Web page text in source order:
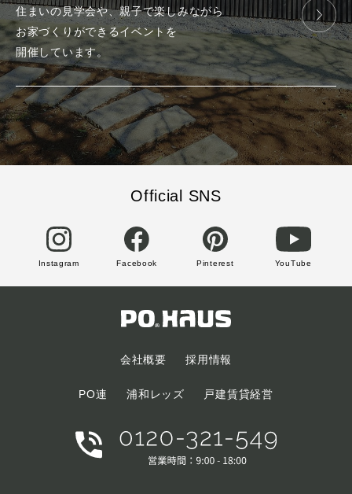
住まいの見学会や、親子で楽しみながら
お家づくりができるイベントを
開催しています。
Official SNS
Instagram Facebook Pinterest YouTube
会社概要 採用情報
PO連 浦和レッズ 戸建賃貸経営